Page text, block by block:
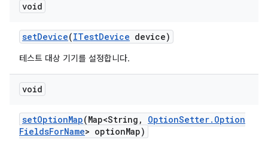
void
setDevice(ITestDevice device)
테스트 대상 기기를 설정합니다.
void
setOptionMap(Map<String , OptionSetter. Option
FieldsForName> optionMap)